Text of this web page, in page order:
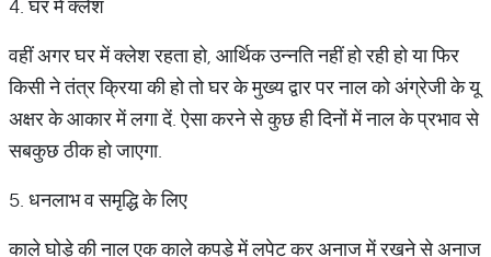
4. घर में क्लेश
वहीं अगर घर में क्लेश रहता हो, आर्थिक उन्नति नहीं हो रही हो या फिर
किसी ने तंत्र क्रिया की हो तो घर के मुख्य द्वार पर नाल को अंग्रेजी के यू
अक्षर के आकार में लगा दें. ऐसा करने से कुछ ही दिनों में नाल के प्रभाव से
सबकुछ ठीक हो जाएगा.
5. धनलाभ व समृद्धि के लिए
काले घोड़े की नाल एक काले कपड़े में लपेट कर अनाज में रखने से अनाज